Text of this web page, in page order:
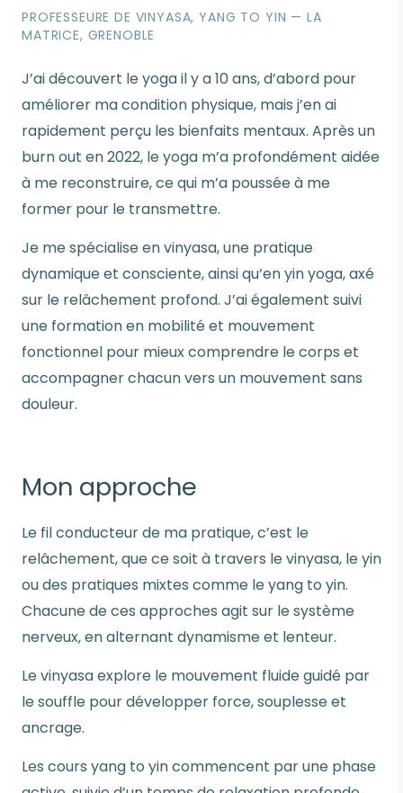
PROFESSEURE DE VINYASA, YANG TO YIN — LA
MATRICE, GRENOBLE
J’ai découvert le yoga il y a 10 ans, d’abord pour
améliorer ma condition physique, mais j’en ai
rapidement perçu les bienfaits mentaux. Après un
burn out en 2022, le yoga m’a profondément aidée
à me reconstruire, ce qui m’a poussée à me
former pour le transmettre.
Je me spécialise en vinyasa, une pratique
dynamique et consciente, ainsi qu’en yin yoga, axé
sur le relâchement profond. J’ai également suivi
une formation en mobilité et mouvement
fonctionnel pour mieux comprendre le corps et
accompagner chacun vers un mouvement sans
douleur.
Mon approche
Le fil conducteur de ma pratique, c’est le
relâchement, que ce soit à travers le vinyasa, le yin
ou des pratiques mixtes comme le yang to yin.
Chacune de ces approches agit sur le système
nerveux, en alternant dynamisme et lenteur.
Le vinyasa explore le mouvement fluide guidé par
le souffle pour développer force, souplesse et
ancrage.
Les cours yang to yin commencent par une phase